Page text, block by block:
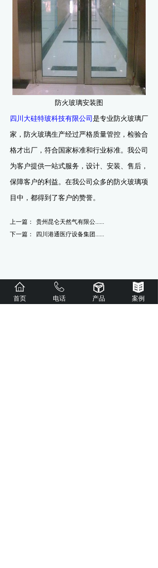
防火玻璃安装图
四川大硅特玻科技有限公司 是专业防火玻璃厂
家，防火玻璃生产经过严格质量管控，检验合
格才出厂，符合国家标准和行业标准。我公司
为客户提供一站式服务，设计、安装、售后，
保障客户的利益。在我公司众多的防火玻璃项
目中，都得到了客户的赞誉。
上一篇：
贵州昆仑天然气有限公......
下一篇：
四川港通医疗设备集团......
首页 电话 产品 案例